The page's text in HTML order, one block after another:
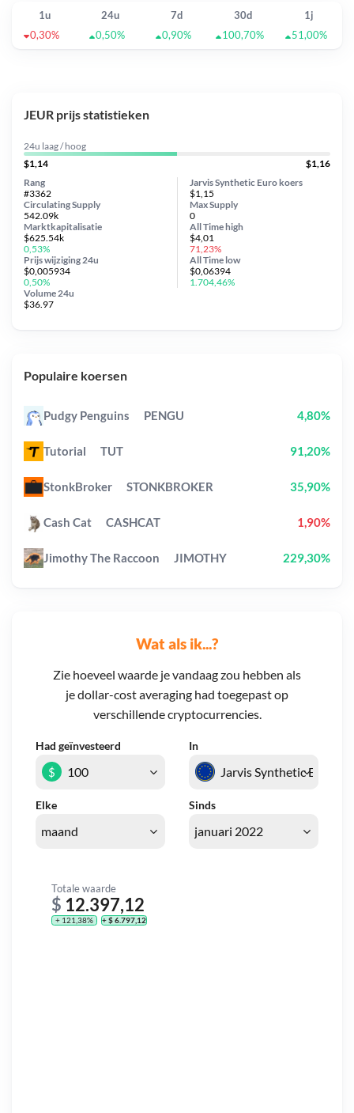
1u 24u 7d 30d
1j
0,30%
0,50% 0,90% 100,70% 51,00%
Wat als ik...?
Zie hoeveel waarde je vandaag zou hebben als
je dollar-cost averaging had toegepast op
verschillende cryptocurrencies.
Had geïnvesteerd In
Elke Sinds
$
Totale waarde
$ 12.397,12
+ 121,38% + $ 6.797,12
JEUR prijs statistieken
24u laag / hoog
$1,14
$1,16
Jarvis Synthetic Euro koers
$1,15
Circulating Supply
542.09k
Prijs wijziging 24u
$0,005934
0,50%
Max Supply
0
Marktkapitalisatie
$625.54k
0,53%
Volume 24u
$36.97
Rang
#3362
All Timehigh
$4,01
71,23%
All Time low
$0,06394
1.704,46%
Populaire koersen
Pudgy Penguins PENGU 4,80%
Tutorial TUT 91,20%
StonkBroker STONKBROKER 35,90%
Cash Cat CASHCAT 1,90%
Jimothy The Raccoon JIMOTHY 229,30%